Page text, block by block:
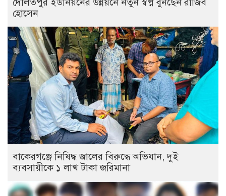
দৌলতপুর ইউনিয়নের উন্নয়নে নতুন স্বপ্ন বুনছেন রাজিব
হোসেন
বাকেরগঞ্জে নিষিদ্ধ জালের বিরুদ্ধে অভিযান, দুই
ব্যবসায়ীকে ১ লাখ টাকা জরিমানা